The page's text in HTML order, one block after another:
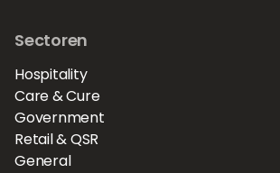
Sectoren
Hospitality
Care & Cure
Government
Retail & QSR
General